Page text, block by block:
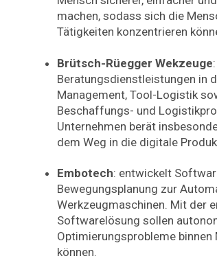
machen, sodass sich die
Tätigkeiten konzentrieren
Brütsch-Rüegger Wekzeuge
Beratungsdienstleistungen in
Management, Tool-Logistik
Beschaffungs- und
Unternehmen berät
dem Weg in die digitale
Embotech: entwickelt
Bewegungsplanung zur
Werkzeugmaschinen. Mit der
Softwarelösung sollen
Optimierungsprobleme
können.